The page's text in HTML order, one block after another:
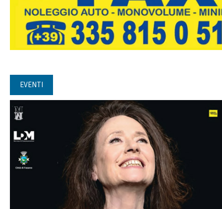
EVENTI